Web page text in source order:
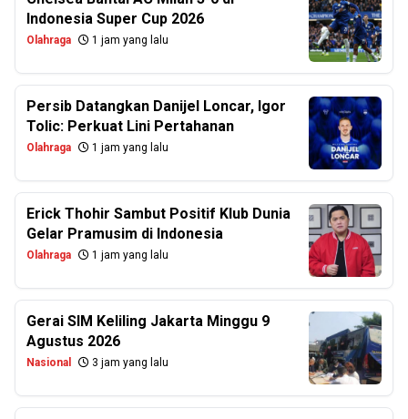
Indonesia Super Cup 2026
Olahraga 1 jam yang lalu
Persib Datangkan Danijel Loncar, Igor
Tolic: Perkuat Lini Pertahanan
Olahraga 1 jam yang lalu
Erick Thohir Sambut Positif Klub Dunia
Gelar Pramusim di Indonesia
Olahraga 1 jam yang lalu
Gerai SIM Keliling Jakarta Minggu 9
Agustus 2026
Nasional 3 jam yang lalu